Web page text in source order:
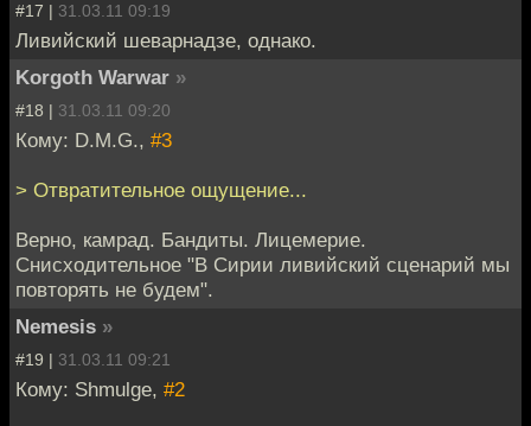
#17 | 31.03.11 09:19
Ливийский шеварнадзе, однако.
Korgoth Warwar »
#18 | 31.03.11 09:20
Кому: D.M.G., #3
> Отвратительное ощущение...
Верно, камрад. Бандиты. Лицемерие.
Снисходительное "В Сирии ливийский сценарий мы
повторять не будем".
Nemesis »
#19 | 31.03.11 09:21
Кому: Shmulge, #2